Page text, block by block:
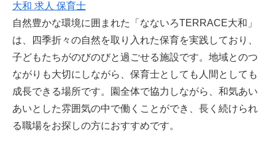
大和 求人 保育士
自然豊かな環境に囲まれた「なないろTERRACE大和」
は、四季折々の自然を取り入れた保育を実践しており、
子どもたちがのびのびと過ごせる施設です。地域とのつ
ながりも大切にしながら、保育士としても人間としても
成長できる場所です。園全体で協力しながら、和気あい
あいとした雰囲気の中で働くことができ、長く続けられ
る職場をお探しの方におすすめです。